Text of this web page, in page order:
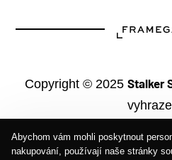
Copyright © 2025 Stalker
Abychom vám mohli poskytnout
nakupování, používají naše stránky